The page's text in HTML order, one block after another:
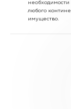
любого
имущество.